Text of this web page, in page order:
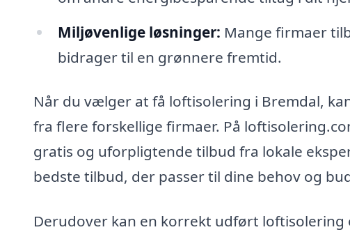
Miljøvenlige løsninger: Mange firmaer
bidrager til en grønnere fremtid.
Når du vælger at få loftisolering i Bremdal,
fra flere forskellige firmaer. På
gratis og uforpligtende tilbud fra lokale
bedste tilbud, der passer til dine behov og
Derudover kan en korrekt udført